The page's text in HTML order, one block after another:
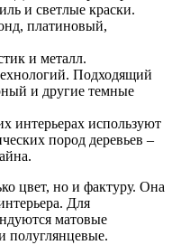
и светлые краски.
платиновый,
и металл.
Подходящий
и другие темные
интерьерах используют
пород деревьев –
цвет, но и фактуру. Она
Для
матовые
полуглянцевые.